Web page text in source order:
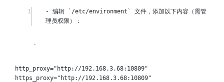
1
- 编辑 `/etc/environment` 文件，添加以下内容（需管
理员权限）：
http_proxy="http://192.168.3.68:10809"
https_proxy="http://192.168.3.68:10809"